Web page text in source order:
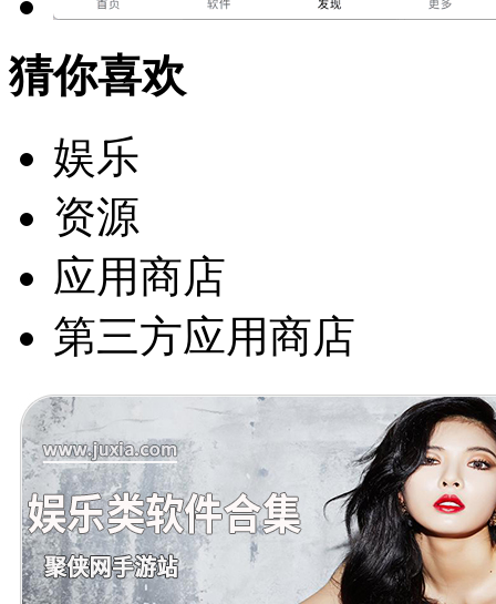
猜你喜欢
娱乐
资源
应用商店
第三方应用商店